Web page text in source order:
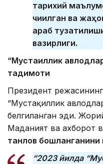
тарихий
чиқилган ва
қараб
вазирлиги.
“Мустақиллик
тақдимоти
Президент
“Мустақиллик
белгиланган эди.
Маданият ва ахборот
танлов бошланганини
“2023 йилда